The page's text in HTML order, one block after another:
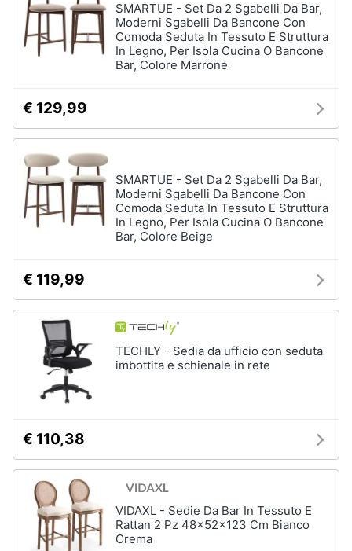
Arredo
Brico
Salute
igiene
Beauty
Prima
infanzia
Fotografia
Casalinghi
Abbigliamento
Animali
SMARTUE - Set Da 2 Sgabelli Da Bar,
Moderni Sgabelli Da Bancone Con
Comoda Seduta In Tessuto E Struttura
In Legno, Per Isola Cucina O Bancone
Bar, Colore Marrone
€ 129,99
SMARTUE - Set Da 2 Sgabelli Da Bar,
Moderni Sgabelli Da Bancone Con
Comoda Seduta In Tessuto E Struttura
In Legno, Per Isola Cucina O Bancone
Bar, Colore Beige
€ 119,99
TECHLY - Sedia da ufficio con seduta
imbottita e schienale in rete
€ 110,38
VIDAXL - Sedie Da Bar In Tessuto E
Rattan 2 Pz 48x52x123 Cm Bianco
Crema